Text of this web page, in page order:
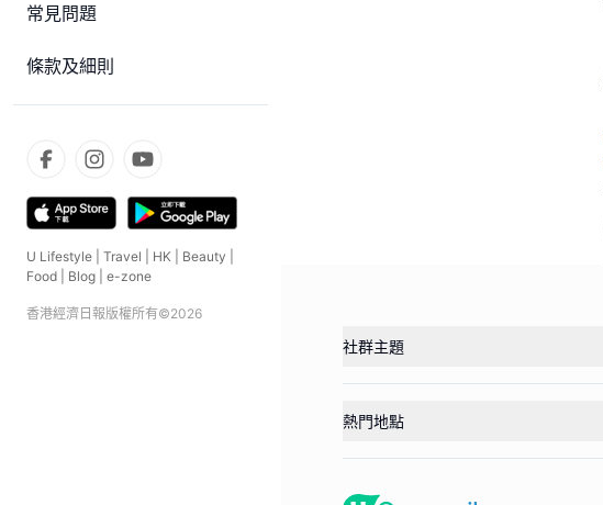
常見問題
條款及細則
U Lifestyle Travel HK Beauty
Food
Blog e-zone
香港經濟日報版權所有©2026
社群主題
熱門地點